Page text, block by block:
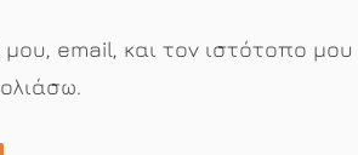
email, και τον ιστότοπο